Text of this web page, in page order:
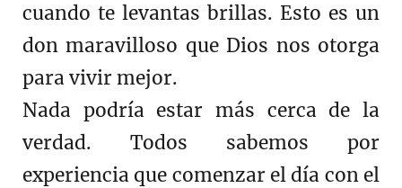
cuando te levantas brillas. Esto es un
don maravilloso que Dios nos otorga
para vivir mejor.
Nada podría estar más cerca de la
verdad. Todos sabemos por
experiencia que comenzar el día con el